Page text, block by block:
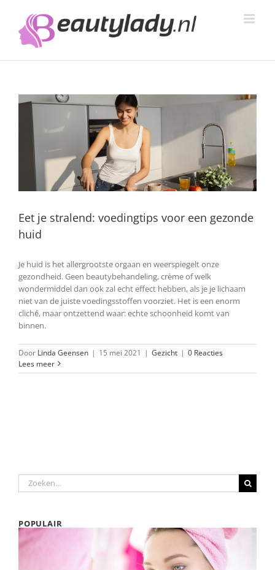
inhoud
Eet je stralend: voedingtips voor een gezonde
huid
Je huid is het allergrootste orgaan en weerspiegelt onze
gezondheid. Geen beautybehandeling, crème of welk
wondermiddel dan ook zal echt effect hebben, als je je lichaam
niet van de juiste voedingsstoffen voorziet. Het is een enorm
cliché, maar ontzettend waar: echte schoonheid komt van
binnen.
Door Linda Geensen | 15 mei 2021 | Gezicht | 0 Reacties
Lees meer
Zoeken
naar:
POPULAIR